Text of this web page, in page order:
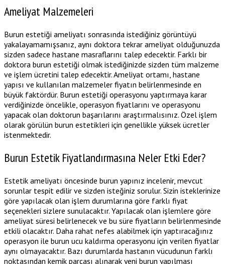
Ameliyat Malzemeleri
Burun estetiği ameliyatı sonrasında istediğiniz görüntüyü
yakalayamamışsanız, aynı doktora tekrar ameliyat olduğunuzda
sizden sadece hastane masraflarını talep edecektir. Farklı bir
doktora burun estetiği olmak istediğinizde sizden tüm malzeme
ve işlem ücretini talep edecektir. Ameliyat ortamı, hastane
yapısı ve kullanılan malzemeler fiyatın belirlenmesinde en
büyük faktördür. Burun estetiği operasyonu yaptırmaya karar
verdiğinizde öncelikle, operasyon fiyatlarını ve operasyonu
yapacak olan doktorun başarılarını araştırmalısınız. Özel işlem
olarak görülün burun estetikleri için genellikle yüksek ücretler
istenmektedir.
Burun Estetik Fiyatlandırmasına Neler Etki Eder?
Estetik ameliyatı öncesinde burun yapınız incelenir, mevcut
sorunlar tespit edilir ve sizden isteğiniz sorulur. Sizin isteklerinize
göre yapılacak olan işlem durumlarına göre farklı fiyat
seçenekleri sizlere sunulacaktır. Yapılacak olan işlemlere göre
ameliyat süresi belirlenecek ve bu süre fiyatların belirlenmesinde
etkili olacaktır. Daha rahat nefes alabilmek için yaptıracağınız
operasyon ile burun ucu kaldırma operasyonu için verilen fiyatlar
aynı olmayacaktır. Bazı durumlarda hastanın vücudunun farklı
noktasından kemik parçası alınarak yeni burun yapılması